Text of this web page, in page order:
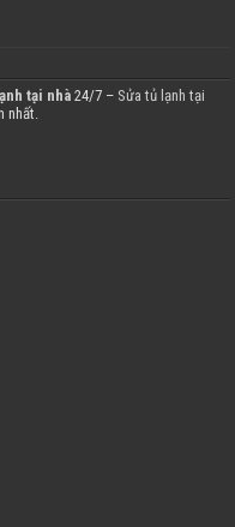
tại nhà 24/7 – Sửa tủ lạnh tại
nhất.